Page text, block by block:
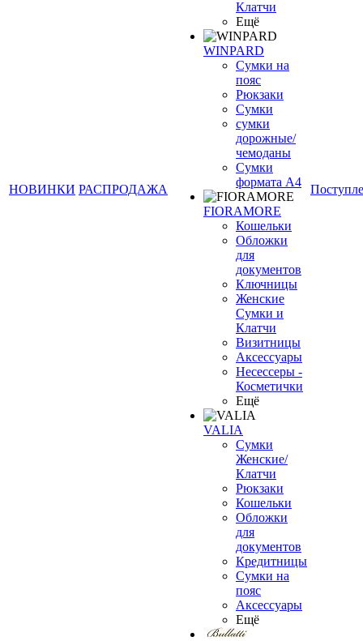
НОВИНКИ РАСПРОДАЖА
Клатчи
Ещё
WINPARD
Сумки на
пояс
Рюкзаки
Сумки
сумки
дорожные/
чемоданы
Сумки
формата А4
FIORAMORE
Кошельки
Обложки
для
документов
Ключницы
Женские
Сумки и
Клатчи
Визитницы
Аксессуары
Несессеры -
Косметички
Ещё
VALIA
Сумки
Женские/
Клатчи
Рюкзаки
Кошельки
Обложки
для
документов
Кредитницы
Сумки на
пояс
Аксессуары
Ещё